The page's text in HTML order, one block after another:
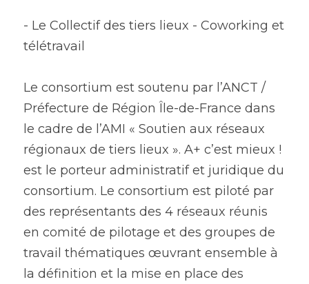
- Le Collectif des tiers lieux - Coworking et
télétravail
Le consortium est soutenu par l’ANCT /
Préfecture de Région Île-de-France dans
le cadre de l’AMI « Soutien aux réseaux
régionaux de tiers lieux ». A+ c’est mieux !
est le porteur administratif et juridique du
consortium. Le consortium est piloté par
des représentants des 4 réseaux réunis
en comité de pilotage et des groupes de
travail thématiques œuvrant ensemble à
la définition et la mise en place des